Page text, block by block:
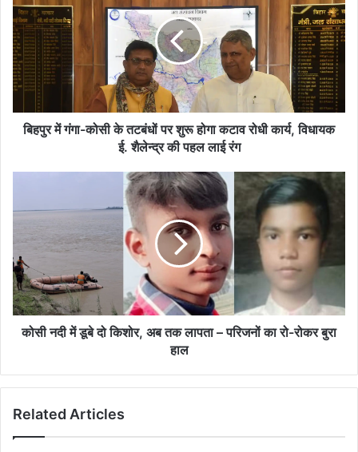
गंगा-
कोसी
के
तटबंधों
पर
शुरू
होगा
कटाव
शैलेन्द्र
पहल
लाई
रंग
बिहपुर में गंगा-कोसी के तटबंधों पर शुरू होगा कटाव रोधी कार्य, विधायक
ई. शैलेन्द्र की पहल लाई रंग
में
दो
किशोर,
अब
तक
लापता
बुरा
कोसी नदी में डूबे दो किशोर, अब तक लापता – परिजनों का रो-रोकर बुरा
हाल
Related Articles